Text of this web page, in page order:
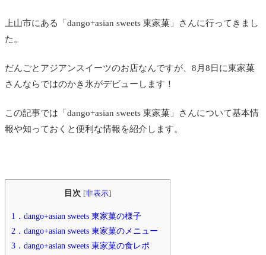
上山市にある「dango+asian sweets 東家菓」さんに行ってきまし
た。
だんごとアジアンスイーツのお店なんですが、8月8日に東家菓
さんならではのかき氷がデビューします！
この記事では「dango+asian sweets 東家菓」さんについて基本情
報や知っておくと便利な情報を紹介します。
目次 [非表示]
1．dango+asian sweets 東家菓の様子
2．dango+asian sweets 東家菓のメニュー
3．dango+asian sweets 東家菓の食レポ